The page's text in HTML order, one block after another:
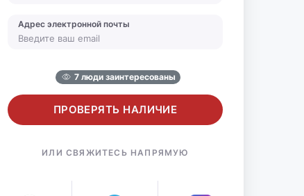
Адрес электронной почты
7 люди заинтересованы
ПРОВЕРЯТЬ НАЛИЧИЕ
ИЛИ СВЯЖИТЕСЬ НАПРЯМУЮ